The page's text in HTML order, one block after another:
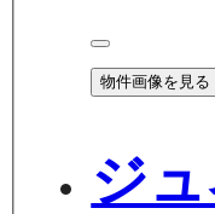
物件画像を見る
ジ